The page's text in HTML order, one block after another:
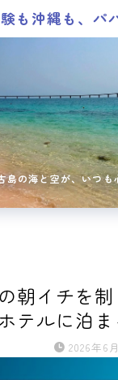
も沖縄も、パ
朝イチを制
テルに泊
2026年6